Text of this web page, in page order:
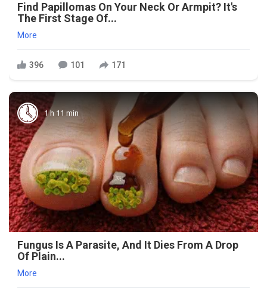
Find Papillomas On Your Neck Or Armpit? It's
The First Stage Of...
More
396 101 171
1 h 11 min
Fungus Is A Parasite, And It Dies From A Drop
Of Plain...
More